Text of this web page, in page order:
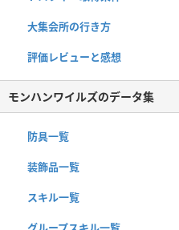
大集会所の行き方
評価レビューと感想
モンハンワイルズのデータ集
防具一覧
装飾品一覧
スキル一覧